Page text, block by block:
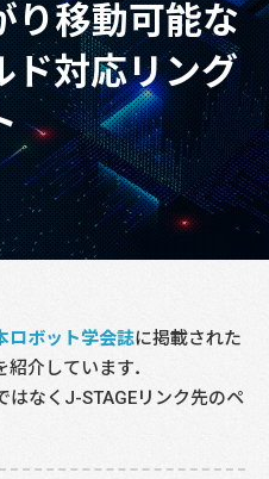
り移動可能な
ド対応リング
ロボット学会誌に掲載された
介しています．
はなくJ-STAGEリンク先のペ